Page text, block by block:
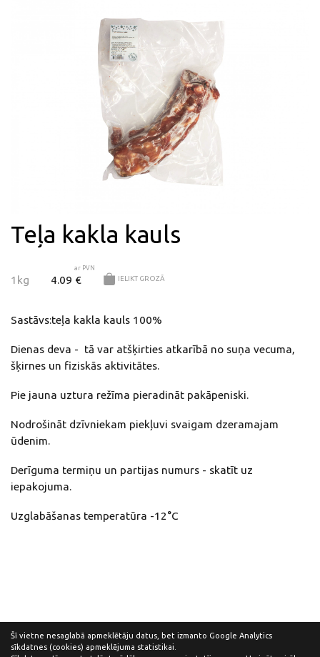
Teļa kakla kauls
1kg
ar PVN
4.09 € IELIKT GROZĀ
Sastāvs:teļa kakla kauls 100%
Dienas deva - tā var atšķirties atkarībā no suņa vecuma,
šķirnes un fiziskās aktivitātes.
Pie jauna uztura režīma pieradināt pakāpeniski.
Nodrošināt dzīvniekam piekļuvi svaigam dzeramajam
ūdenim.
Derīguma termiņu un partijas numurs - skatīt uz
iepakojuma.
Uzglabāšanas temperatūra -12°C
Šī vietne nesaglabā apmeklētāju datus, bet izmanto Google Analytics
sīkdatnes (cookies) apmeklējuma statistikai.